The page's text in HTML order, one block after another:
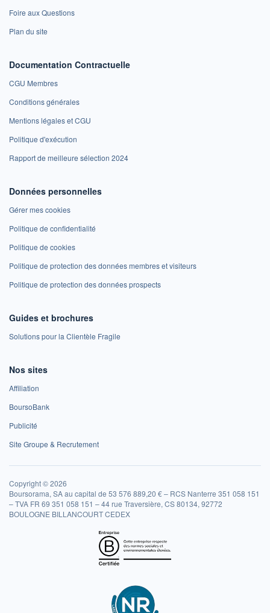
Foire aux Questions
Plan du site
Documentation Contractuelle
CGU Membres
Conditions générales
Mentions légales et CGU
Politique d'exécution
Rapport de meilleure sélection 2024
Données personnelles
Gérer mes cookies
Politique de confidentialité
Politique de cookies
Politique de protection des données membres et visiteurs
Politique de protection des données prospects
Guides et brochures
Solutions pour la Clientèle Fragile
Nos sites
Affiliation
BoursoBank
Publicité
Site Groupe & Recrutement
Copyright © 2026
Boursorama, SA au capital de 53 576 889,20 € – RCS Nanterre 351 058 151
– TVA FR 69 351 058 151 – 44 rue Traversière, CS 80134, 92772
BOULOGNE BILLANCOURT CEDEX